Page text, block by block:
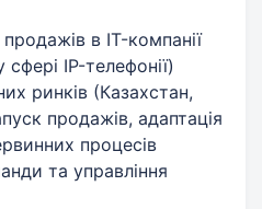
в IT-компанії
IP-телефонії)
ринків (Казахстан,
продажів, адаптація
процесів
та управління